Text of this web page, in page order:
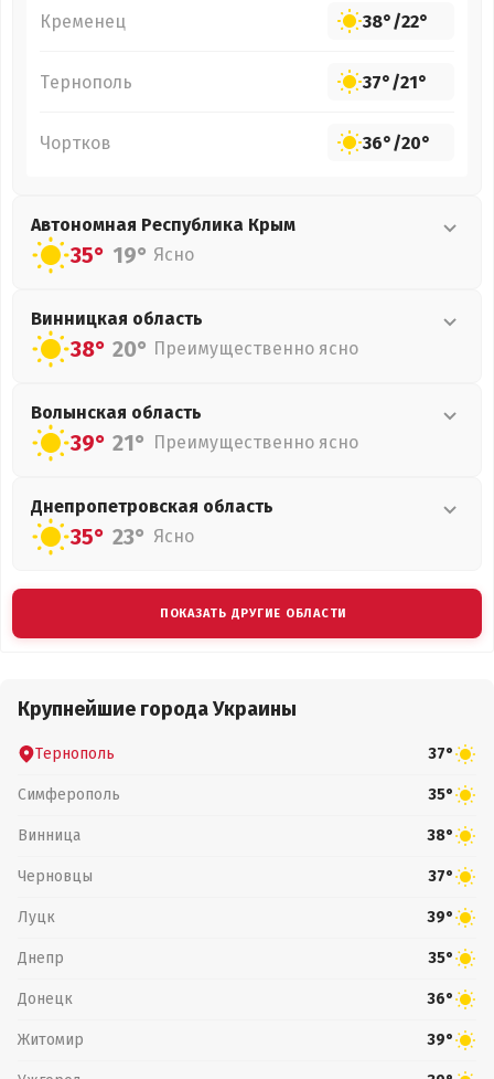
Кременец 38°/22°
Тернополь 37°/21°
Чортков 36°/20°
Автономная Республика Крым
35° 19° Ясно
Винницкая область
38° 20° Преимущественно ясно
Волынская область
39° 21° Преимущественно ясно
Днепропетровская область
35° 23° Ясно
ПОКАЗАТЬ ДРУГИЕ ОБЛАСТИ
Крупнейшие города Украины
Тернополь 37°
Симферополь 35°
Винница 38°
Черновцы 37°
Луцк 39°
Днепр 35°
Донецк 36°
Житомир 39°